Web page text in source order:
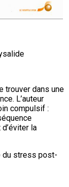
trouver dans une
L’auteur
compulsif :
la
du stress post-